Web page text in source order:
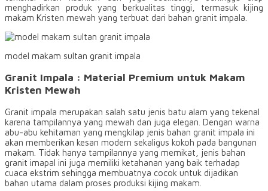
menghadirkan produk yang berkualitas tinggi, termasuk kijing
makam Kristen mewah yang terbuat dari bahan granit impala.
model makam sultan granit impala
Granit Impala : Material Premium untuk Makam
Kristen Mewah
Granit impala merupakan salah satu jenis batu alam yang tekenal
karena tampilannya yang mewah dan juga elegan. Dengan warna
abu-abu kehitaman yang mengkilap jenis bahan granit impala ini
akan memberikan kesan modern sekaligus kokoh pada bangunan
makam. Tidak hanya tampilannya yang memikat, jenis bahan
granit imapal ini juga memiliki ketahanan yang baik terhadap
cuaca ekstrim sehingga membuatnya cocok untuk dijadikan
bahan utama dalam proses produksi kijing makam.